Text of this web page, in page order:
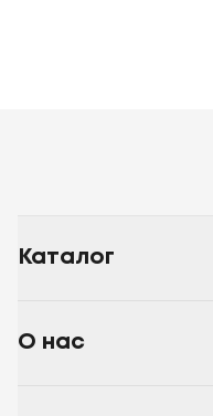
Каталог
О нас